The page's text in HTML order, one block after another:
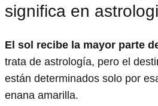
significa en
El sol recibe la mayor parte
trata de astrología, pero el
están determinados solo por
enana amarilla.